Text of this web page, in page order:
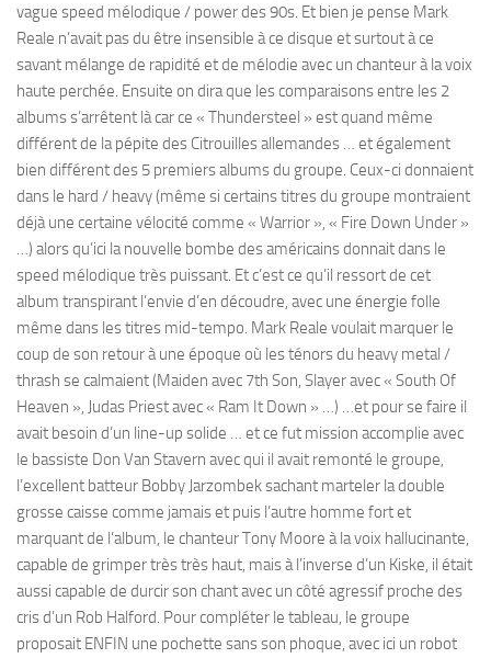
vague speed mélodique / power des 90s. Et bien je pense Mark
Reale n’avait pas du être insensible à ce disque et surtout à ce
savant mélange de rapidité et de mélodie avec un chanteur à la voix
haute perchée. Ensuite on dira que les comparaisons entre les 2
albums s’arrêtent là car ce « Thundersteel » est quand même
différent de la pépite des Citrouilles allemandes … et également
bien différent des 5 premiers albums du groupe. Ceux-ci donnaient
dans le hard / heavy (même si certains titres du groupe montraient
déjà une certaine vélocité comme « Warrior », « Fire Down Under »
…) alors qu’ici la nouvelle bombe des américains donnait dans le
speed mélodique très puissant. Et c’est ce qu’il ressort de cet
album transpirant l’envie d’en découdre, avec une énergie folle
même dans les titres mid-tempo. Mark Reale voulait marquer le
coup de son retour à une époque où les ténors du heavy metal /
thrash se calmaient (Maiden avec 7th Son, Slayer avec « South Of
Heaven », Judas Priest avec « Ram It Down » …) …et pour se faire il
avait besoin d’un line-up solide … et ce fut mission accomplie avec
le bassiste Don Van Stavern avec qui il avait remonté le groupe,
l’excellent batteur Bobby Jarzombek sachant marteler la double
grosse caisse comme jamais et puis l’autre homme fort et
marquant de l’album, le chanteur Tony Moore à la voix hallucinante,
capable de grimper très très haut, mais à l’inverse d’un Kiske, il était
aussi capable de durcir son chant avec un côté agressif proche des
cris d’un Rob Halford. Pour compléter le tableau, le groupe
proposait ENFIN une pochette sans son phoque, avec ici un robot